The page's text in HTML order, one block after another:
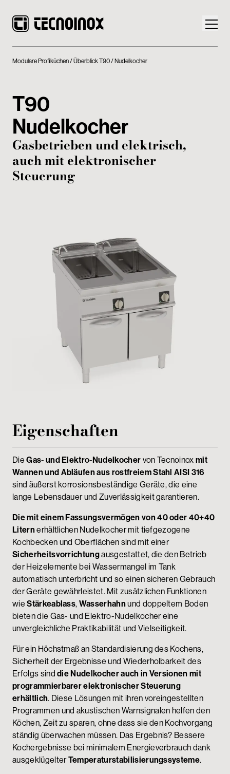
Produkte
Die Welt von Tecnoinox
News
Passwortgeschützter Bereich
Modulare Profiküchen Überblick T90 Nudelkocher
T90
Nudelkocher
Gasbetrieben und elektrisch,
auch mit elektronischer
Steuerung
Eigenschaften
DieGas- und Elektro-Nudelkocher von Tecnoinoxmit
Wannen und Abläufen aus rostfreiemStahl AISI 316
sind äußerst korrosionsbeständige Geräte, die eine
lange Lebensdauer und Zuverlässigkeit garantieren.
Die mit einem Fassungsvermögen von 40 oder 40+40
Liternerhältlichen Nudelkocher mit tiefgezogene
Kochbecken und Oberflächen sind mit einer
Sicherheitsvorrichtungausgestattet, die den Betrieb
der Heizelemente bei Wassermangel im Tank
automatisch unterbricht und so einen sicheren Gebrauch
der Geräte gewährleistet. Mit zusätzlichen Funktionen
wieStärkeablass, Wasserhahnund doppeltem Boden
bieten die Gas- und Elektro-Nudelkocher eine
unvergleichliche Praktikabilität und Vielseitigkeit.
Für ein Höchstmaß an Standardisierung des Kochens,
Sicherheit der Ergebnisse und Wiederholbarkeit des
Erfolgs sinddie Nudelkocher auch in Versionen mit
programmierbarer elektronischer Steuerung
erhältlich. Diese Lösungen mit ihren voreingestellten
Programmen und akustischen Warnsignalen helfen den
Köchen, Zeit zu sparen, ohne dass sie den Kochvorgang
ständig überwachen müssen. Das Ergebnis? Bessere
Kochergebnisse bei minimalem Energieverbrauch dank
ausgeklügelterTemperaturstabilisierungssysteme.